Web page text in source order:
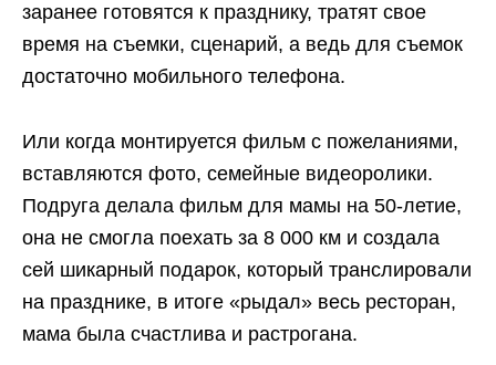
заранее готовятся к празднику, тратят свое
время на съемки, сценарий, а ведь для съемок
достаточно мобильного телефона.
Или когда монтируется фильм с пожеланиями,
вставляются фото, семейные видеоролики.
Подруга делала фильм для мамы на 50-летие,
она не смогла поехать за 8 000 км и создала
сей шикарный подарок, который транслировали
на празднике, в итоге «рыдал» весь ресторан,
мама была счастлива и растрогана.